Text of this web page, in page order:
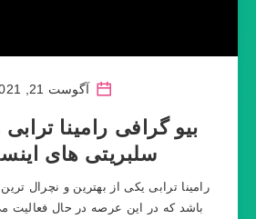
آگوست 21, 2021
بیو گرافی رامینا
سلبریتی های
رامینا ترابی یکی از بهترین و نچرال
باشد که در این عرصه در حال فعالیت